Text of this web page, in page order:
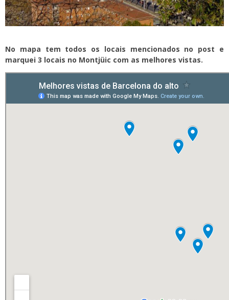
No mapa tem todos os locais mencionados no post e
marquei 3 locais no Montjüic com as melhores vistas.